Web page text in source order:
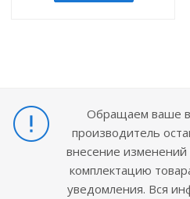
Обращаем ваше
производитель
внесение
комплектацию
уведомления. Вся